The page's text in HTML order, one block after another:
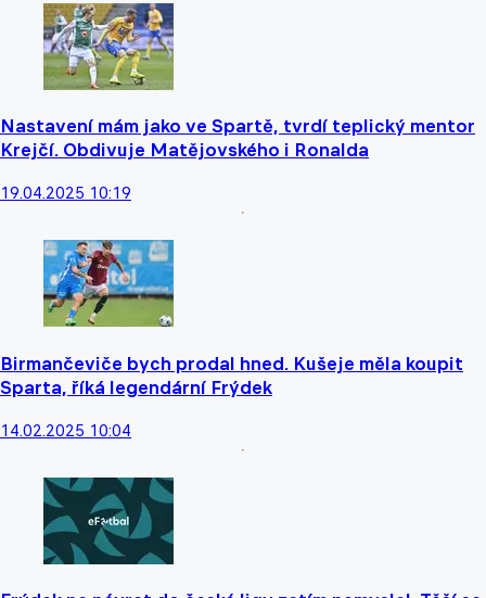
Nastavení mám jako ve Spartě, tvrdí teplický mentor
Krejčí. Obdivuje Matějovského i Ronalda
19.04.2025 10:19
Birmančeviče bych prodal hned. Kušeje měla koupit
Sparta, říká legendární Frýdek
14.02.2025 10:04